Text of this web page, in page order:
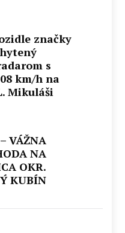
značky
s
km/h na
Mikuláši
VÁŽNA
NA
OKR.
KUBÍN